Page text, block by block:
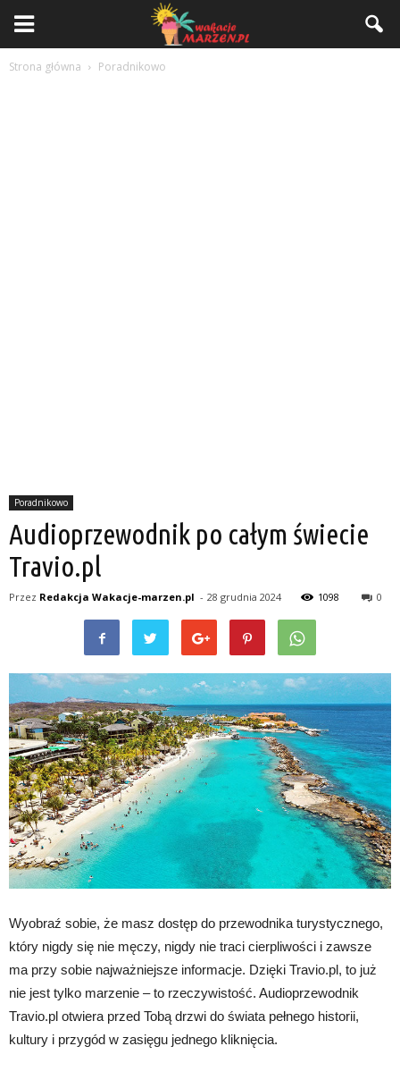
Strona główna Poradnikowo
Poradnikowo
Audioprzewodnik po całym świecie
Travio.pl
Przez Redakcja Wakacje-marzen.pl - 28 grudnia 2024 1098 0
Wyobraź sobie, że masz dostęp do przewodnika turystycznego,
który nigdy się nie męczy, nigdy nie traci cierpliwości i zawsze
ma przy sobie najważniejsze informacje. Dzięki Travio.pl, to już
nie jest tylko marzenie – to rzeczywistość. Audioprzewodnik
Travio.pl otwiera przed Tobą drzwi do świata pełnego historii,
kultury i przygód w zasięgu jednego kliknięcia.